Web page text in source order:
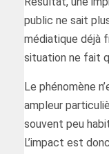
public ne sait
médiatique déjà
situation ne fait
Le phénomène
ampleur
souvent peu
L’impact est